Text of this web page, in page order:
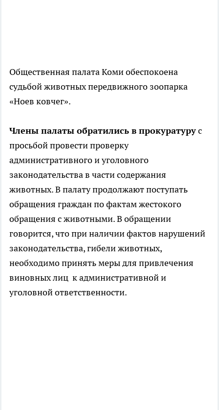
Общественная палата Коми обеспокоена
судьбой животных передвижного зоопарка
«Ноев ковчег».
Члены палаты обратились в прокуратурус
просьбой провести проверку
административного и уголовного
законодательства в части содержания
животных. В палату продолжают поступать
обращения граждан по фактам жестокого
обращения с животными. В обращении
говорится, что при наличии фактов нарушений
законодательства, гибели животных,
необходимо принять меры для привлечения
виновных лиц к административной и
уголовной ответственности.